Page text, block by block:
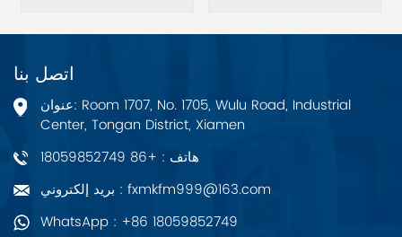
380 فولت الطاقة 15KW.
اتصل بنا
عنوان: Room 1707, No. 1705, Wulu Road, Industrial
Center, Tongan District, Xiamen
هاتف : +86 18059852749
بريد إلكتروني : fxmkfm999@163.com
WhatsApp : +86 18059852749